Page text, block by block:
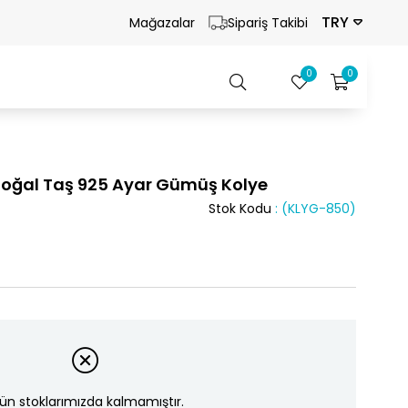
Mağazalar Sipariş Takibi TRY
0
0
Taş 925 Ayar Gümüş Kolye
(KLYG-850)
Stok Kodu
stoklarımızda kalmamıştır.